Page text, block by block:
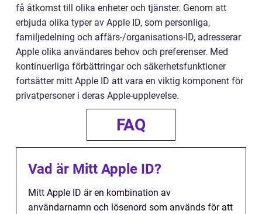
få åtkomst till olika enheter och tjänster. Genom att
erbjuda olika typer av Apple ID, som personliga,
familjedelning och affärs-/organisations-ID, adresserar
Apple olika användares behov och preferenser. Med
kontinuerliga förbättringar och säkerhetsfunktioner
fortsätter mitt Apple ID att vara en viktig komponent för
privatpersoner i deras Apple-upplevelse.
FAQ
Vad är Mitt Apple ID?
Mitt Apple ID är en kombination av
användarnamn och lösenord som används för att